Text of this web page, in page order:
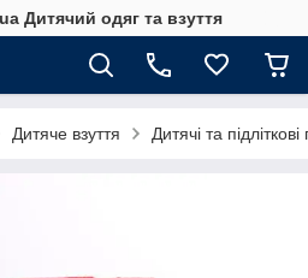
Дитячий одяг та взуття
Дитяче взуття Дитячі та